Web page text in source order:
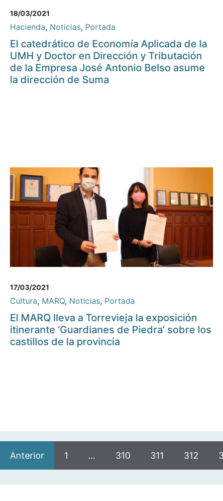
18/03/2021
Hacienda, Noticias, Portada
El catedrático de Economía Aplicada de la
UMH y Doctor en Dirección y Tributación
de la Empresa José Antonio Belso asume
la dirección de Suma
17/03/2021
Cultura, MARQ, Noticias, Portada
El MARQ lleva a Torrevieja la exposición
itinerante ‘Guardianes de Piedra’ sobre los
castillos de la provincia
Anterior 1 … 310 311 312